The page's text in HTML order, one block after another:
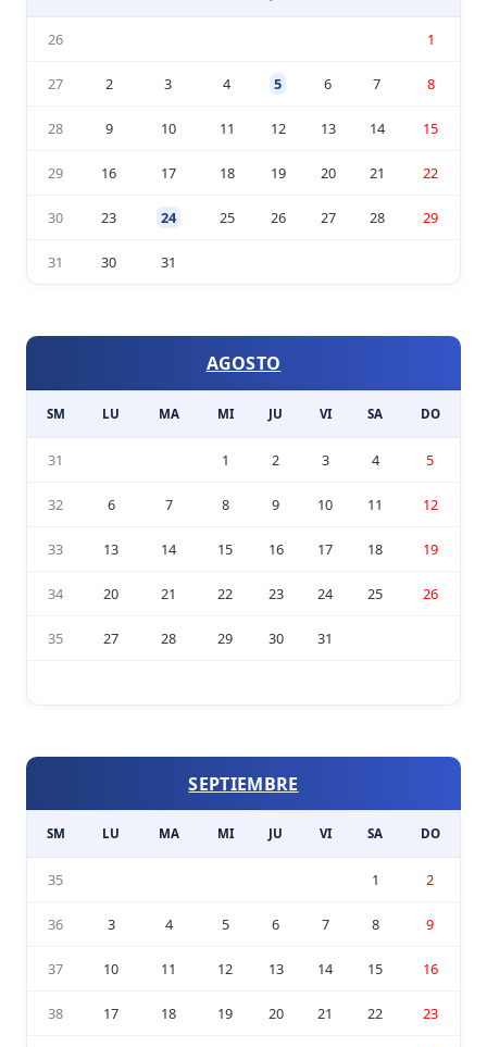
26 1
27 2 3 4 5 6 7 8
28 9 10 11 12 13 14 15
29 16 17 18 19 20 21 22
30 23 24 25 26 27 28 29
31 30 31
AGOSTO
SM LU MA MI JU VI SA DO
31 1 2 3 4 5
32 6 7 8 9 10 11 12
33 13 14 15 16 17 18 19
34 20 21 22 23 24 25 26
35 27 28 29 30 31
SEPTIEMBRE
SM LU MA MI JU VI SA DO
35 1 2
36 3 4 5 6 7 8 9
37 10 11 12 13 14 15 16
38 17 18 19 20 21 22 23